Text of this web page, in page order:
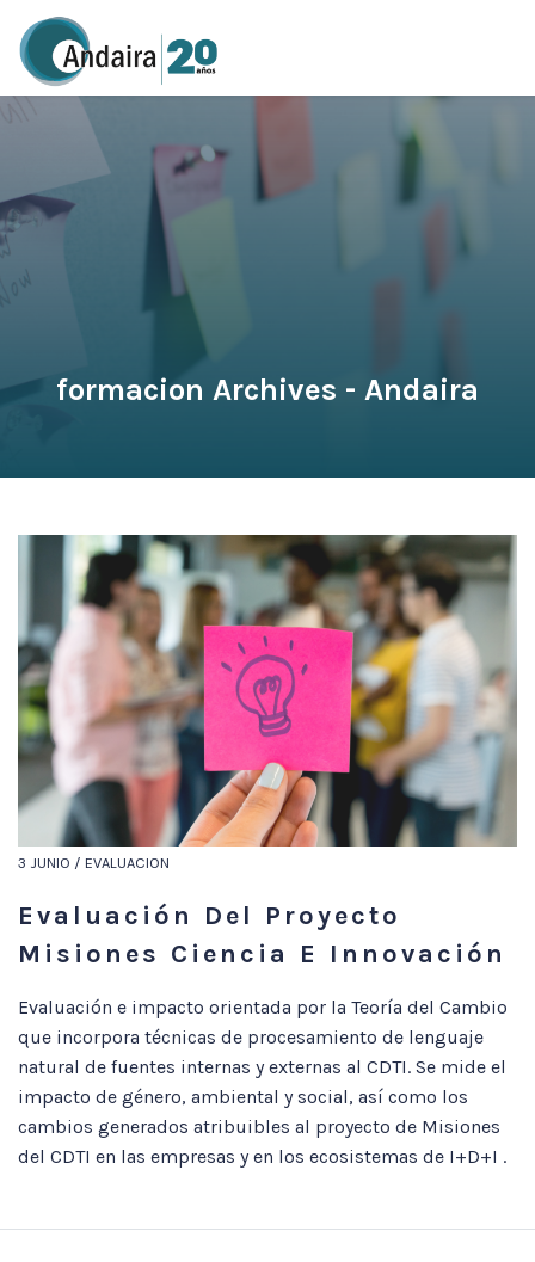
formacion Archives - Andaira
3 JUNIO / EVALUACION
Evaluación Del Proyecto
Misiones Ciencia E Innovación
Evaluación e impacto orientada por la Teoría del Cambio
que incorpora técnicas de procesamiento de lenguaje
natural de fuentes internas y externas al CDTI. Se mide el
impacto de género, ambiental y social, así como los
cambios generados atribuibles al proyecto de Misiones
del CDTI en las empresas y en los ecosistemas de I+D+I .